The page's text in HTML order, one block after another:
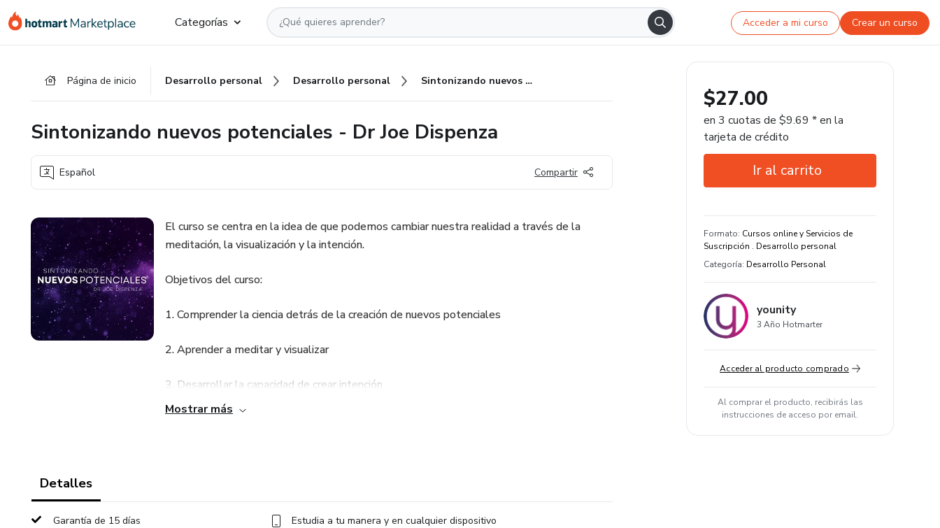
Categorías Acceder a mi curso Crear un curso
Página de inicio Desarrollo personal Desarrollo personal Sintonizando nuevos potenciales - Dr Joe Dispenza
Sintonizando nuevos potenciales - Dr Joe Dispenza
Español Compartir
El curso se centra en la idea de que podemos cambiar nuestra realidad a través de la
meditación, la visualización y la intención.
Objetivos del curso:
1. Comprender la ciencia detrás de la creación de nuevos potenciales
2. Aprender a meditar y visualizar
3. Desarrollar la capacidad de crear intención
Mostrar más
Detalles
Garantía de 15 días Estudia a tu manera y en cualquier dispositivo
$27.00
en 3 cuotas de $9.69 * en la
tarjeta de crédito
Ir al carrito
Estudia a tu manera y en cualquier
dispositivo
Formato: Cursos online y Servicios de
Suscripción . Desarrollo personal
Categoría: Desarrollo Personal
younity
3 Año Hotmarter
Acceder al producto comprado
Al comprar el producto, recibirás las
instrucciones de acceso por email.